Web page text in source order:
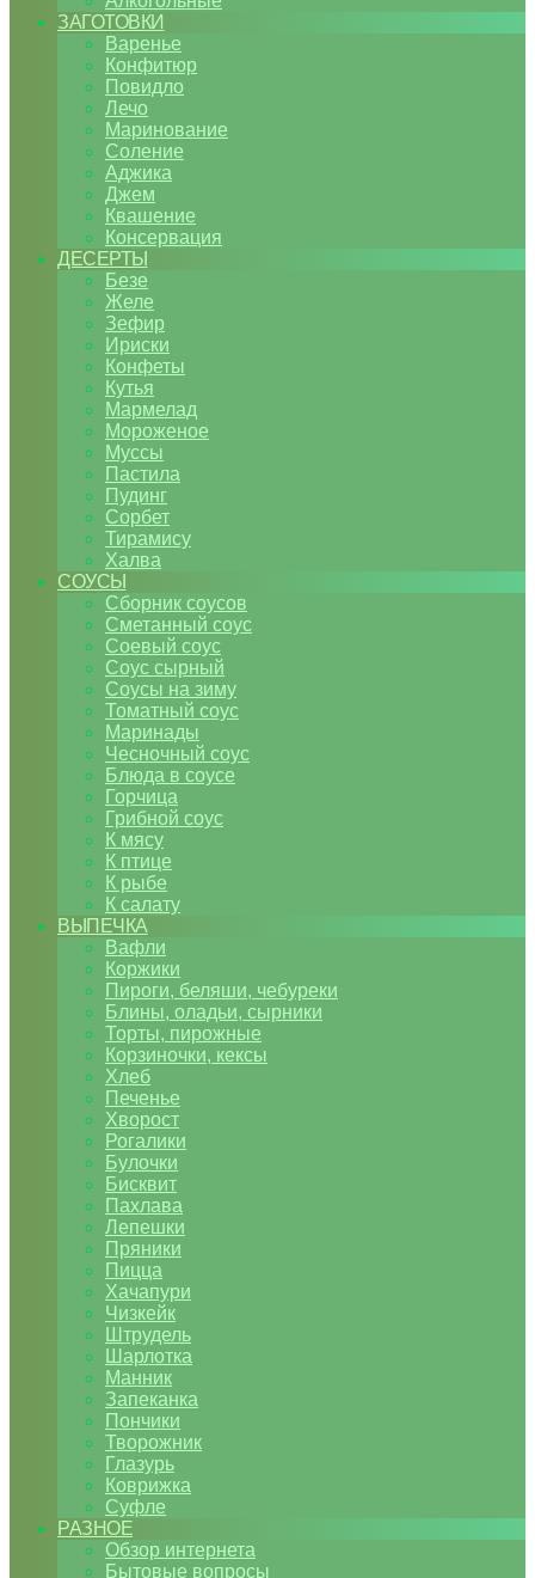
ЗАГОТОВКИ
Варенье
Конфитюр
Повидло
Лечо
Маринование
Соление
Аджика
Джем
Квашение
Консервация
ДЕСЕРТЫ
Безе
Желе
Зефир
Ириски
Конфеты
Кутья
Мармелад
Мороженое
Муссы
Пастила
Пудинг
Сорбет
Тирамису
Халва
СОУСЫ
Сборник соусов
Сметанный соус
Соевый соус
Соус сырный
Соусы на зиму
Томатный соус
Маринады
Чесночный соус
Блюда в соусе
Горчица
Грибной соус
К мясу
К птице
К рыбе
К салату
ВЫПЕЧКА
Вафли
Коржики
Пироги, беляши, чебуреки
Блины, оладьи, сырники
Торты, пирожные
Корзиночки, кексы
Хлеб
Печенье
Хворост
Рогалики
Булочки
Бисквит
Пахлава
Лепешки
Пряники
Пицца
Хачапури
Чизкейк
Штрудель
Шарлотка
Манник
Запеканка
Пончики
Творожник
Глазурь
Коврижка
Суфле
РАЗНОЕ
Обзор интернета
Бытовые вопросы